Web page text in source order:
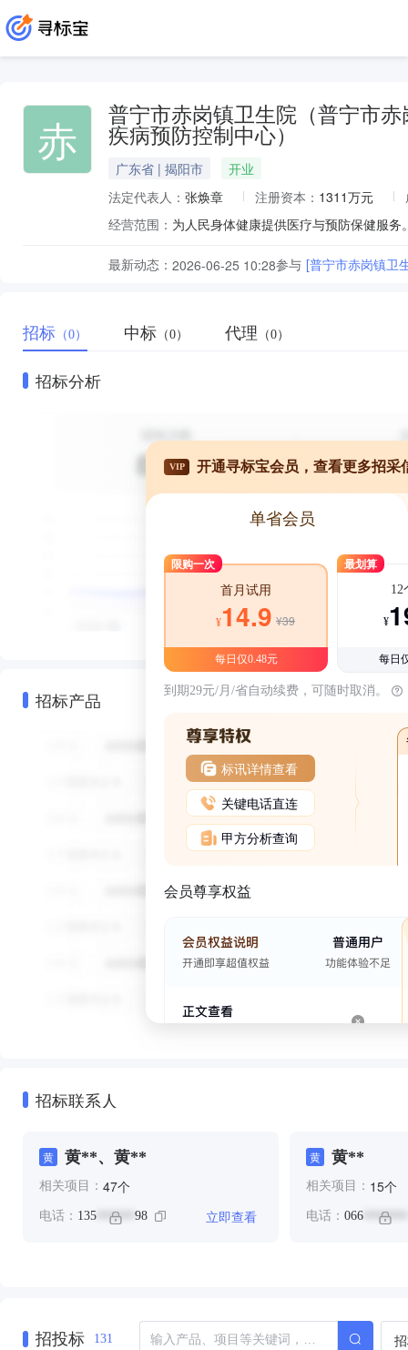
赤
普宁市赤岗镇卫生院（普宁市
疾病预防控制中心）
广东省 | 揭阳市
开业
法定代表人： 张焕章 注册资本： 1311万元
经营范围：
最新动态： 2026-06-25 10:28参与 [普宁市赤岗镇卫
招标 （0） 中标 （0） 代理 （0）
招标分析
招标产品
VIP 开通寻标宝会员，查看更多招采
单省会员
限购一次
首月试用
¥14.9 ¥39
每日仅0.48元
最划算
12
¥
每日
到期29元/月/省自动续费，可随时取消。
标讯详情查看
关键电话直连
甲方分析查询
会员尊享权益
招标联系人
⻩ ⻩**、黄**
相关项目： 47个
电话： 135 ****** 98 立即查看
黄 黄**
相关项目： 15个
电话： 066*******
招投标 131